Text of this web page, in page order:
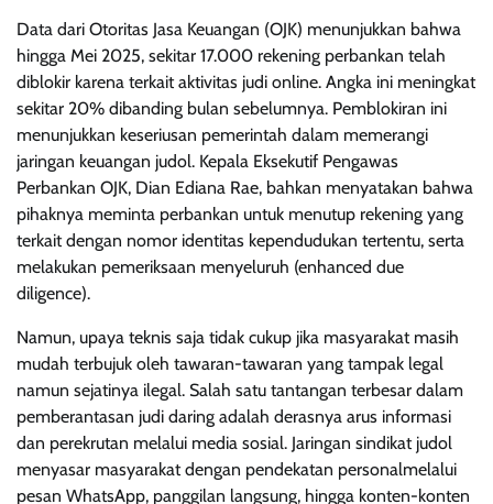
Data dari Otoritas Jasa Keuangan (OJK) menunjukkan bahwa
hingga Mei 2025, sekitar 17.000 rekening perbankan telah
diblokir karena terkait aktivitas judi online. Angka ini meningkat
sekitar 20% dibanding bulan sebelumnya. Pemblokiran ini
menunjukkan keseriusan pemerintah dalam memerangi
jaringan keuangan judol. Kepala Eksekutif Pengawas
Perbankan OJK, Dian Ediana Rae, bahkan menyatakan bahwa
pihaknya meminta perbankan untuk menutup rekening yang
terkait dengan nomor identitas kependudukan tertentu, serta
melakukan pemeriksaan menyeluruh (enhanced due
diligence).
Namun, upaya teknis saja tidak cukup jika masyarakat masih
mudah terbujuk oleh tawaran-tawaran yang tampak legal
namun sejatinya ilegal. Salah satu tantangan terbesar dalam
pemberantasan judi daring adalah derasnya arus informasi
dan perekrutan melalui media sosial. Jaringan sindikat judol
menyasar masyarakat dengan pendekatan personalmelalui
pesan WhatsApp, panggilan langsung, hingga konten-konten